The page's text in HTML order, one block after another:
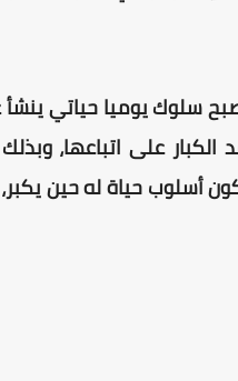
سلوك يوميا حياتي
الكبار على اتباعها،
أسلوب حياة له حين يكبر،